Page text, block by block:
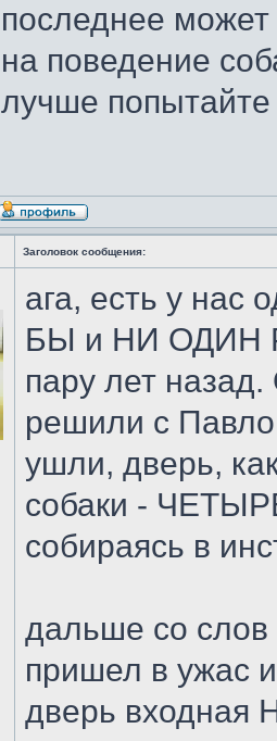
последнее
на поведение
лучше
Заголовок сообщения:
ага, есть у
БЫ и НИ ОДИН
пару лет
решили с
ушли, дверь,
собаки -
собираясь в
дальше со
пришел в ужас
дверь